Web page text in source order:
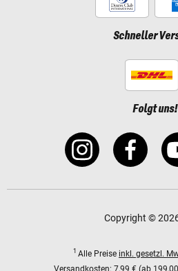
Schneller
Folgt uns!
Copyright ©
1 Alle Preise inkl. gesetzl.
Versandkosten: 7,99 € (ab